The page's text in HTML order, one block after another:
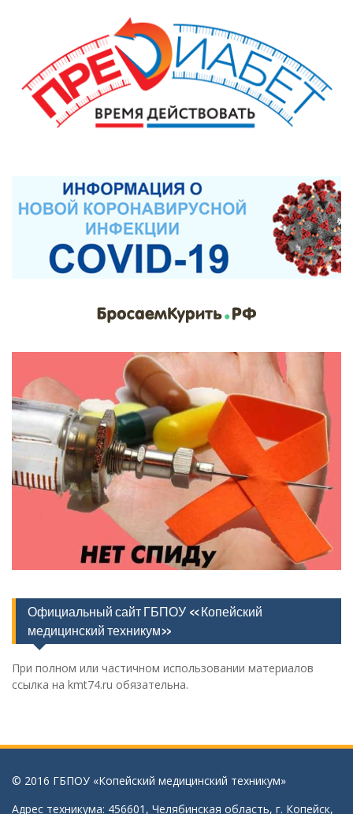
Официальный сайт ГБПОУ «Копейский
медицинский техникум»
При полном или частичном использовании материалов
ссылка на kmt74.ru обязательна.
© 2016 ГБПОУ «Копейский медицинский техникум»
Адрес техникума: 456601, Челябинская область, г. Копейск,